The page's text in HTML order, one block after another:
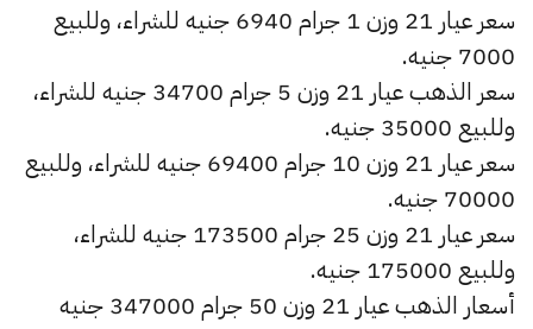
سعر عيار 21 وزن 1 جرام 6940 جنيه للشراء، وللبيع
7000 جنيه.
سعر الذهب عيار 21 وزن 5 جرام 34700 جنيه للشراء،
وللبيع 35000 جنيه.
سعر عيار 21 وزن 10 جرام 69400 جنيه للشراء، وللبيع
70000 جنيه.
سعر عيار 21 وزن 25 جرام 173500 جنيه للشراء،
وللبيع 175000 جنيه.
أسعار الذهب عيار 21 وزن 50 جرام 347000 جنيه